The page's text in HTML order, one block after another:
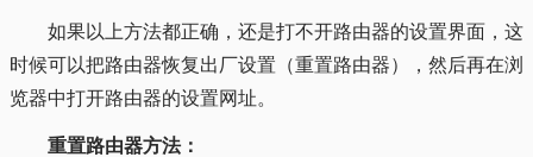
如果以上方法都正确，还是打不开路由器的设置界面，这
时候可以把路由器恢复出厂设置（重置路由器），然后再在浏
览器中打开路由器的设置网址。
重置路由器方法：